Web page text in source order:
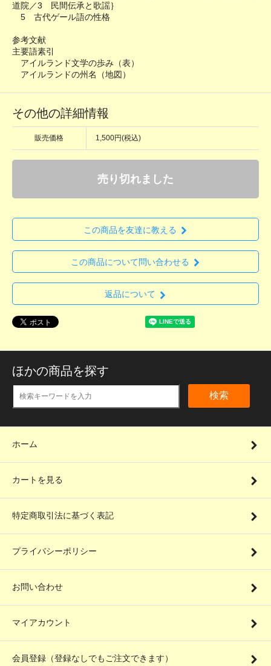
道院／3 民間伝承と歌謡｝
5 古代ゲール語の性格
参考文献
主要語素引
アイルランド文学の歩み（表）
アイルランドの州名（地図）
その他の詳細情報
販売価格 1,500円(税込)
売り切れました
この商品を友達に教える
この商品について問い合わせる
返品について
ほかの商品を探す
検索
ホーム
カートを見る
特定商取引法に基づく表記
プライバシーポリシー
お問い合わせ
マイアカウント
会員登録（登録なしでもご注文できます）